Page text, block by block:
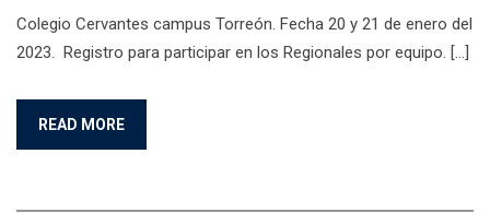
Colegio Cervantes campus Torreón. Fecha 20 y 21 de enero del
2023. Registro para participar en los Regionales por equipo. […]
READ MORE